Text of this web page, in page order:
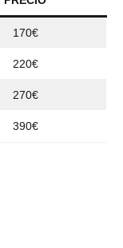
170€
220€
270€
390€